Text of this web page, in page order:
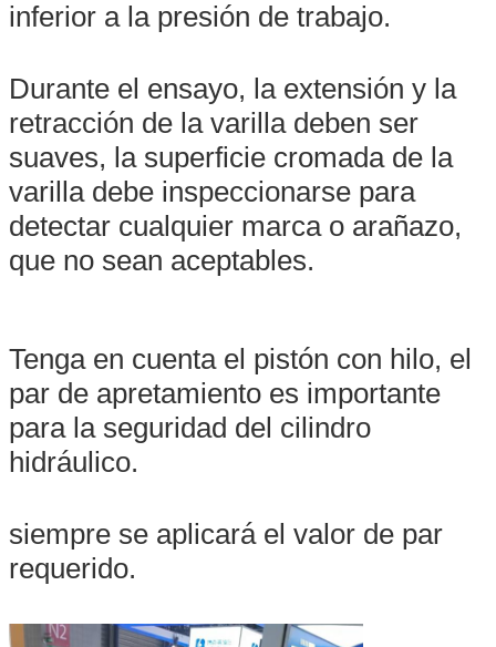
inferior a la presión de trabajo.
Durante el ensayo, la extensión y la
retracción de la varilla deben ser
suaves, la superficie cromada de la
varilla debe inspeccionarse para
detectar cualquier marca o arañazo,
que no sean aceptables.
Tenga en cuenta el pistón con hilo, el
par de apretamiento es importante
para la seguridad del cilindro
hidráulico.
siempre se aplicará el valor de par
requerido.